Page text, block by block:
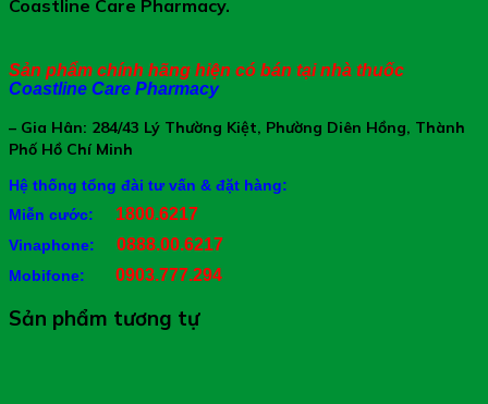
Coastline Care Pharmacy.
Sản phẩm chính hãng hiện có bán tại nhà thuốc
Coastline Care Pharmacy
– Gia Hân: 284/43 Lý Thường Kiệt, Phường Diên Hồng, Thành
Phố Hồ Chí Minh
Hệ thống tổng đài tư vấn & đặt hàng:
Miễn cước: 1800.6217
Vinaphone: 0888.00.6217
Mobifone: 0903.777.294
Sản phẩm tương tự